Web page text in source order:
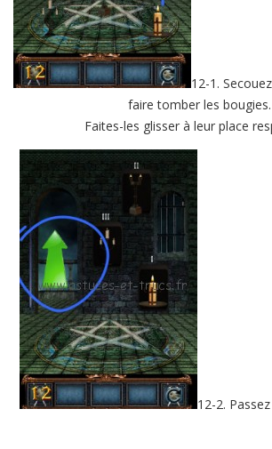
12-1.
faire tomber les bougies.
Faites-les glisser à leur place
12-2.